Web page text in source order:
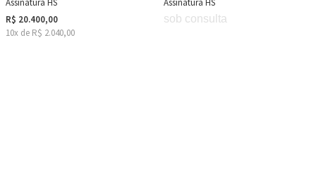
Assinatura HS
R$ 20.400,00
10x de R$ 2.040,00
Assinatura HS
sob consulta